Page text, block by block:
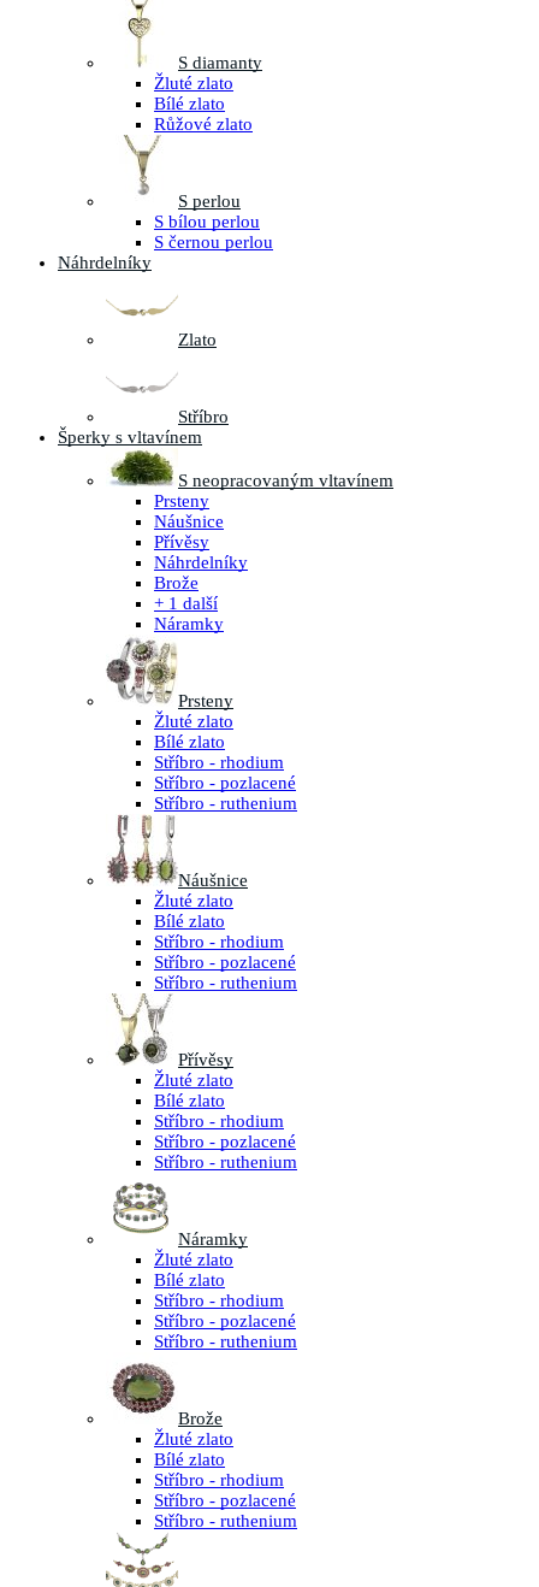
S diamanty
Žluté zlato
Bílé zlato
Růžové zlato
S perlou
S bílou perlou
S černou perlou
Náhrdelníky
Zlato
Stříbro
Šperky s vltavínem
S neopracovaným vltavínem
Prsteny
Náušnice
Přívěsy
Náhrdelníky
Brože
+ 1 další
Náramky
Prsteny
Žluté zlato
Bílé zlato
Stříbro - rhodium
Stříbro - pozlacené
Stříbro - ruthenium
Náušnice
Žluté zlato
Bílé zlato
Stříbro - rhodium
Stříbro - pozlacené
Stříbro - ruthenium
Přívěsy
Žluté zlato
Bílé zlato
Stříbro - rhodium
Stříbro - pozlacené
Stříbro - ruthenium
Náramky
Žluté zlato
Bílé zlato
Stříbro - rhodium
Stříbro - pozlacené
Stříbro - ruthenium
Brože
Žluté zlato
Bílé zlato
Stříbro - rhodium
Stříbro - pozlacené
Stříbro - ruthenium